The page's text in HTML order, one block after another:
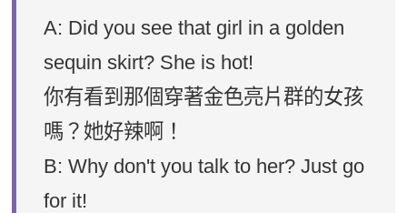
A: Did you see that girl in a golden
sequin skirt? She is hot!
你有看到那個穿著金色亮片群的女孩
嗎？她好辣啊！
B: Why don't you talk to her? Just go
for it!